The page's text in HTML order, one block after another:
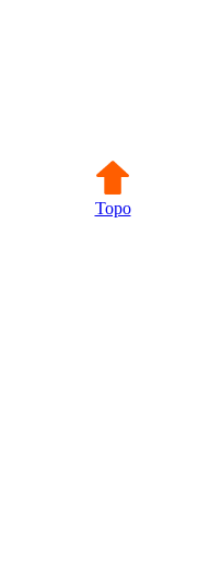
Topo